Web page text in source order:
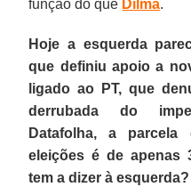
função do que Dilma.
Hoje a esquerda
que definiu apoio a
ligado ao PT, que
derrubada do
Datafolha, a
eleições é de apenas
tem a dizer à esquerda?